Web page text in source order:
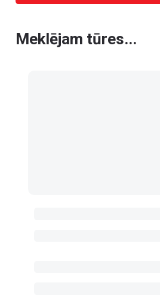
Meklējam tūres...